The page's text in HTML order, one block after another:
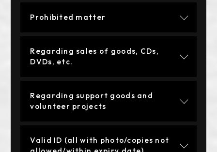
Prohibited matter
Regarding sales of goods, CDs,
DVDs, etc.
Regarding support goods and
volunteer projects
Valid ID (all with photo/copies not